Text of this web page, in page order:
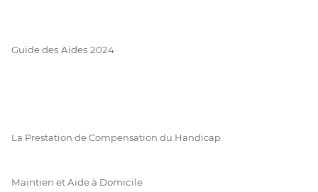
Guide des Aides 2024
La Prestation de Compensation du Handicap
Maintien et Aide à Domicile